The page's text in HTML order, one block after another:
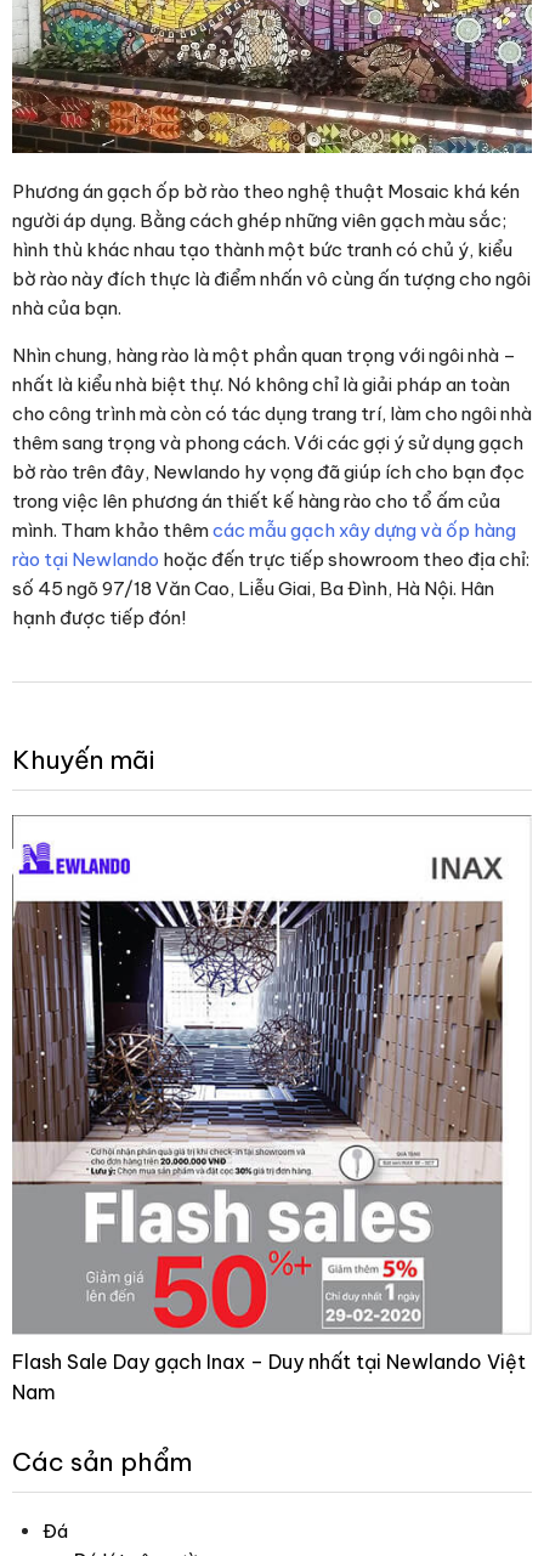
Phương ángạch ốp bờ rào theo nghệ thuật Mosaic khá kén
người áp dụng. Bằng cách ghép những viên gạch màu sắc;
hình thù khác nhau tạo thành một bức tranh có chủ ý, kiểu
bờ rào này đích thực là điểm nhấn vô cùng ấn tượng cho ngôi
nhà của bạn.
Nhìn chung, hàng rào là một phần quan trọng với ngôi nhà –
nhất là kiểu nhà biệt thự. Nó không chỉ là giải pháp an toàn
cho công trình mà còn có tác dụng trang trí, làm cho ngôi nhà
thêm sang trọng và phong cách. Với các gợi ý sử dụnggạch
bờ rào trên đây, Newlando hy vọng đã giúp ích cho bạn đọc
trong việc lên phương án thiết kế hàng rào cho tổ ấm của
mình. Tham khảo thêmcác mẫu gạch xây dựng và ốp hàng
rào tại Newlando hoặc đến trực tiếp showroom theo địa chỉ:
số 45 ngõ 97/18 Văn Cao, Liễu Giai, Ba Đình, Hà Nội. Hân
hạnh được tiếp đón!
Khuyến mãi
Flash Sale Day gạch Inax – Duy nhất tại Newlando Việt
Nam
Các sản phẩm
Đá